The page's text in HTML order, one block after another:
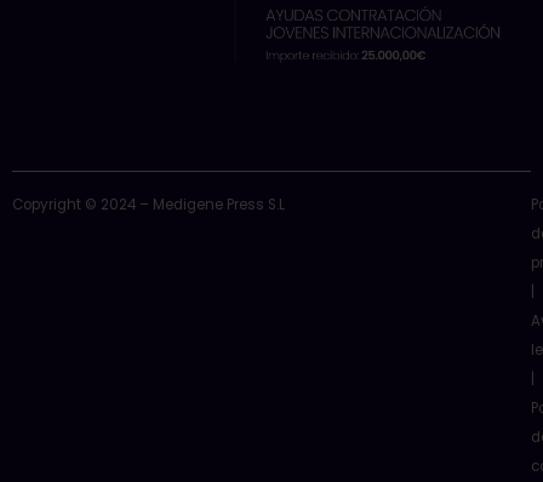
Copyright © 2024 – Medigene Press S.L
|
|